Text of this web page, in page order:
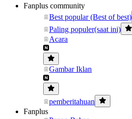
Fanplus community
Best popular (Best of best)
Paling populer(saat ini)
Acara
Gambar Iklan
pemberitahuan
Fanplus